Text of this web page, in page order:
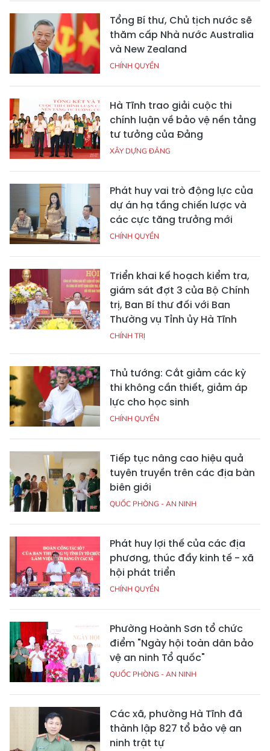
Tổng Bí thư, Chủ tịch nước sẽ
thăm cấp Nhà nước Australia
và New Zealand
CHÍNH QUYỀN
Hà Tĩnh trao giải cuộc thi
chính luận về bảo vệ nền tảng
tư tưởng của Đảng
XÂY DỰNG ĐẢNG
Phát huy vai trò động lực của
dự án hạ tầng chiến lược và
các cực tăng trưởng mới
CHÍNH QUYỀN
Triển khai kế hoạch kiểm tra,
giám sát đợt 3 của Bộ Chính
trị, Ban Bí thư đối với Ban
Thường vụ Tỉnh ủy Hà Tĩnh
CHÍNH TRỊ
Thủ tướng: Cắt giảm các kỳ
thi không cần thiết, giảm áp
lực cho học sinh
CHÍNH QUYỀN
Tiếp tục nâng cao hiệu quả
tuyên truyền trên các địa bàn
biên giới
QUỐC PHÒNG - AN NINH
Phát huy lợi thế của các địa
phương, thúc đẩy kinh tế - xã
hội phát triển
CHÍNH QUYỀN
Phường Hoành Sơn tổ chức
điểm "Ngày hội toàn dân bảo
vệ an ninh Tổ quốc"
QUỐC PHÒNG - AN NINH
Các xã, phường Hà Tĩnh đã
thành lập 827 tổ bảo vệ an
ninh trật tự